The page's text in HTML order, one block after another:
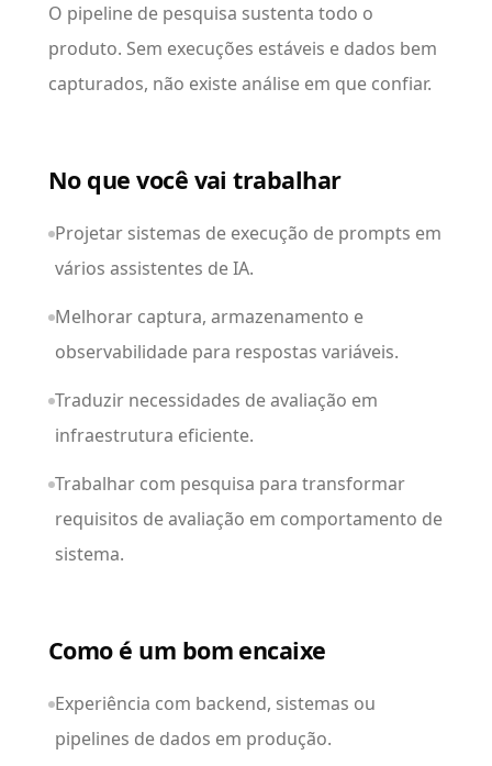
O pipeline de pesquisa sustenta todo o
produto. Sem execuções estáveis e dados bem
capturados, não existe análise em que confiar.
No que você vai trabalhar
Projetar sistemas de execução de prompts em
vários assistentes de IA.
Melhorar captura, armazenamento e
observabilidade para respostas variáveis.
Traduzir necessidades de avaliação em
infraestrutura eficiente.
Trabalhar com pesquisa para transformar
requisitos de avaliação em comportamento de
sistema.
Como é um bom encaixe
Experiência com backend, sistemas ou
pipelines de dados em produção.